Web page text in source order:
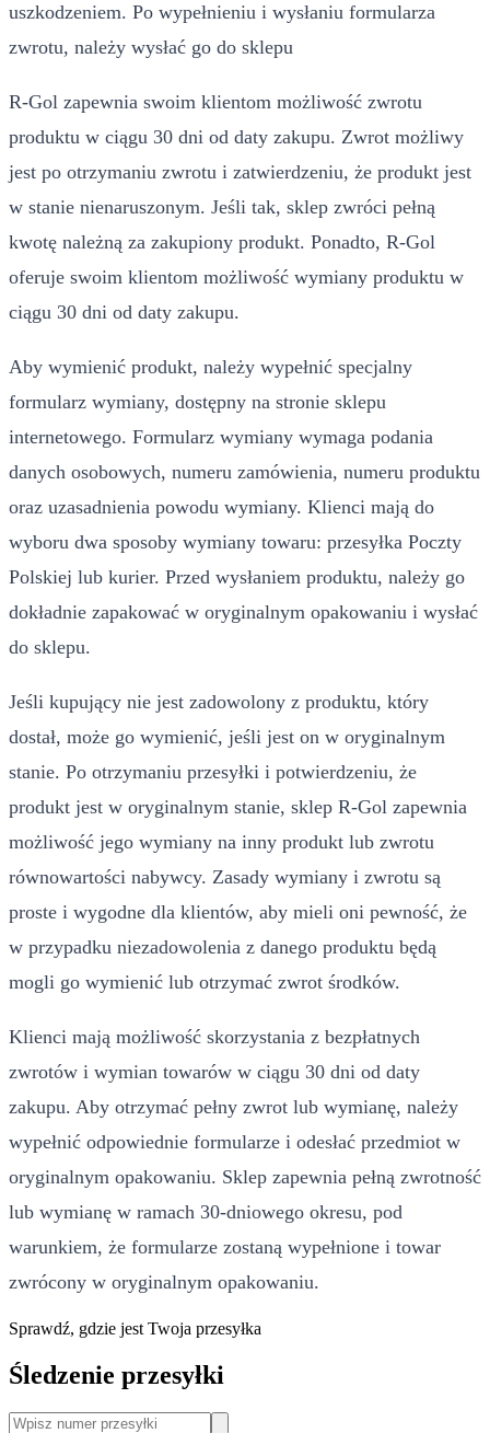
uszkodzeniem. Po wypełnieniu i wysłaniu formularza
zwrotu, należy wysłać go do sklepu
R-Gol zapewnia swoim klientom możliwość zwrotu
produktu w ciągu 30 dni od daty zakupu. Zwrot możliwy
jest po otrzymaniu zwrotu i zatwierdzeniu, że produkt jest
w stanie nienaruszonym. Jeśli tak, sklep zwróci pełną
kwotę należną za zakupiony produkt. Ponadto, R-Gol
oferuje swoim klientom możliwość wymiany produktu w
ciągu 30 dni od daty zakupu.
Aby wymienić produkt, należy wypełnić specjalny
formularz wymiany, dostępny na stronie sklepu
internetowego. Formularz wymiany wymaga podania
danych osobowych, numeru zamówienia, numeru produktu
oraz uzasadnienia powodu wymiany. Klienci mają do
wyboru dwa sposoby wymiany towaru: przesyłka Poczty
Polskiej lub kurier. Przed wysłaniem produktu, należy go
dokładnie zapakować w oryginalnym opakowaniu i wysłać
do sklepu.
Jeśli kupujący nie jest zadowolony z produktu, który
dostał, może go wymienić, jeśli jest on w oryginalnym
stanie. Po otrzymaniu przesyłki i potwierdzeniu, że
produkt jest w oryginalnym stanie, sklep R-Gol zapewnia
możliwość jego wymiany na inny produkt lub zwrotu
równowartości nabywcy. Zasady wymiany i zwrotu są
proste i wygodne dla klientów, aby mieli oni pewność, że
w przypadku niezadowolenia z danego produktu będą
mogli go wymienić lub otrzymać zwrot środków.
Klienci mają możliwość skorzystania z bezpłatnych
zwrotów i wymian towarów w ciągu 30 dni od daty
zakupu. Aby otrzymać pełny zwrot lub wymianę, należy
wypełnić odpowiednie formularze i odesłać przedmiot w
oryginalnym opakowaniu. Sklep zapewnia pełną zwrotność
lub wymianę w ramach 30-dniowego okresu, pod
warunkiem, że formularze zostaną wypełnione i towar
zwrócony w oryginalnym opakowaniu.
Sprawdź, gdzie jest Twoja przesyłka
Śledzenie przesyłki